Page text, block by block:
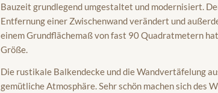
Bauzeit grundlegend umgestaltet und modernisiert.
Entfernung einer Zwischenwand verändert und
einem Grundflächemaß von fast 90 Quadratmetern
Größe.
Die rustikale Balkendecke und die Wandvertäfelung
gemütliche Atmosphäre. Sehr schön machen sich des